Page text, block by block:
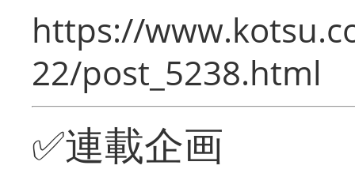
https://
22/post_5238.html
✅連載企画